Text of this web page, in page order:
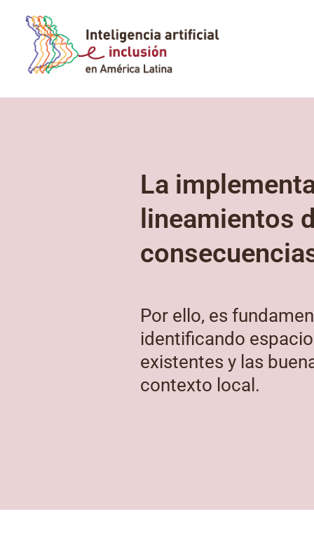
Inteligencia
América Latina
La
lineamientos
Por ello, es
identificando
existentes y las
contexto local.